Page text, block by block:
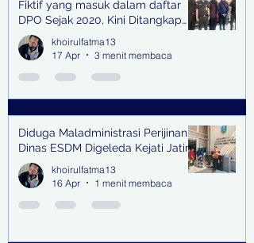
Fiktif yang masuk dalam daftar
DPO Sejak 2020, Kini Ditangkap
Kejari Surabaya
khoirulfatma13
17 Apr
3 menit membaca
Diduga Maladministrasi Perijinan,
Dinas ESDM Digeleda Kejati Jatim
khoirulfatma13
16 Apr
1 menit membaca